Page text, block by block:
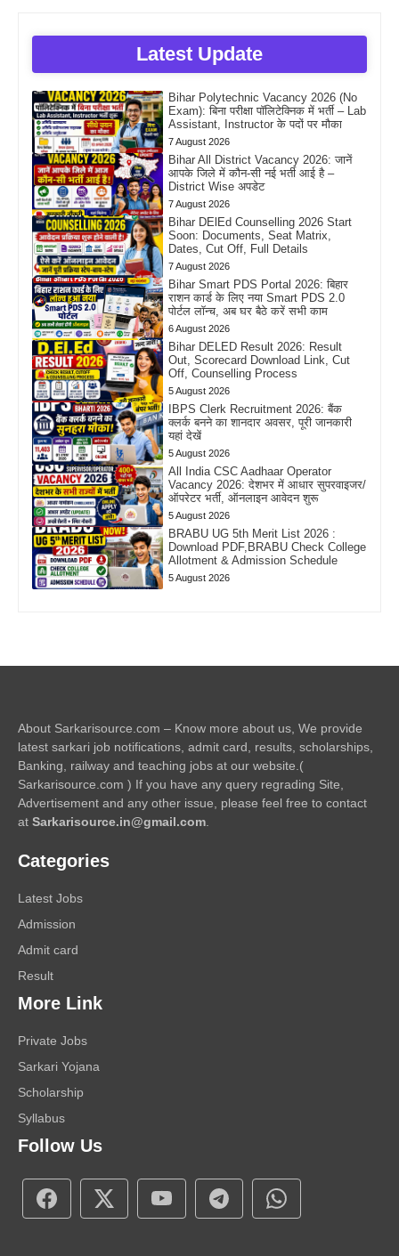
Latest Update
Bihar Polytechnic Vacancy 2026 (No
Exam): बिना परीक्षा पॉलिटेक्निक में भर्ती – Lab
Assistant, Instructor के पदों पर मौका
7 August 2026
Bihar All District Vacancy 2026: जानें
आपके जिले में कौन-सी नई भर्ती आई है –
District Wise अपडेट
7 August 2026
Bihar DElEd Counselling 2026 Start
Soon: Documents, Seat Matrix,
Dates, Cut Off, Full Details
7 August 2026
Bihar Smart PDS Portal 2026: बिहार
राशन कार्ड के लिए नया Smart PDS 2.0
पोर्टल लॉन्च, अब घर बैठे करें सभी काम
6 August 2026
Bihar DELED Result 2026: Result
Out, Scorecard Download Link, Cut
Off, Counselling Process
5 August 2026
IBPS Clerk Recruitment 2026: बैंक
क्लर्क बनने का शानदार अवसर, पूरी जानकारी
यहां देखें
5 August 2026
All India CSC Aadhaar Operator
Vacancy 2026: देशभर में आधार सुपरवाइजर/
ऑपरेटर भर्ती, ऑनलाइन आवेदन शुरू
5 August 2026
BRABU UG 5th Merit List 2026 :
Download PDF,BRABU Check College
Allotment & Admission Schedule
5 August 2026
About Sarkarisource.com – Know more about us, We provide
latest sarkari job notifications, admit card, results, scholarships,
Banking, railway and teaching jobs at our website.(
Sarkarisource.com ) If you have any query regrading Site,
Advertisement and any other issue, please feel free to contact
at Sarkarisource.in@gmail.com
Categories
Latest Jobs
Admission
Admit card
Result
More Link
Private Jobs
Sarkari Yojana
Scholarship
Syllabus
Follow Us